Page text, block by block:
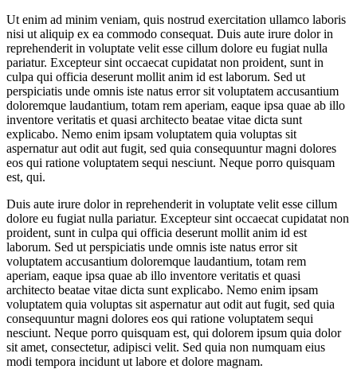
Ut enim ad minim veniam, quis nostrud exercitation ullamco laboris
nisi ut aliquip ex ea commodo consequat. Duis aute irure dolor in
reprehenderit in voluptate velit esse cillum dolore eu fugiat nulla
pariatur. Excepteur sint occaecat cupidatat non proident, sunt in
culpa qui officia deserunt mollit anim id est laborum. Sed ut
perspiciatis unde omnis iste natus error sit voluptatem accusantium
doloremque laudantium, totam rem aperiam, eaque ipsa quae ab illo
inventore veritatis et quasi architecto beatae vitae dicta sunt
explicabo. Nemo enim ipsam voluptatem quia voluptas sit
aspernatur aut odit aut fugit, sed quia consequuntur magni dolores
eos qui ratione voluptatem sequi nesciunt. Neque porro quisquam
est, qui.
Duis aute irure dolor in reprehenderit in voluptate velit esse cillum
dolore eu fugiat nulla pariatur. Excepteur sint occaecat cupidatat non
proident, sunt in culpa qui officia deserunt mollit anim id est
laborum. Sed ut perspiciatis unde omnis iste natus error sit
voluptatem accusantium doloremque laudantium, totam rem
aperiam, eaque ipsa quae ab illo inventore veritatis et quasi
architecto beatae vitae dicta sunt explicabo. Nemo enim ipsam
voluptatem quia voluptas sit aspernatur aut odit aut fugit, sed quia
consequuntur magni dolores eos qui ratione voluptatem sequi
nesciunt. Neque porro quisquam est, qui dolorem ipsum quia dolor
sit amet, consectetur, adipisci velit. Sed quia non numquam eius
modi tempora incidunt ut labore et dolore magnam.